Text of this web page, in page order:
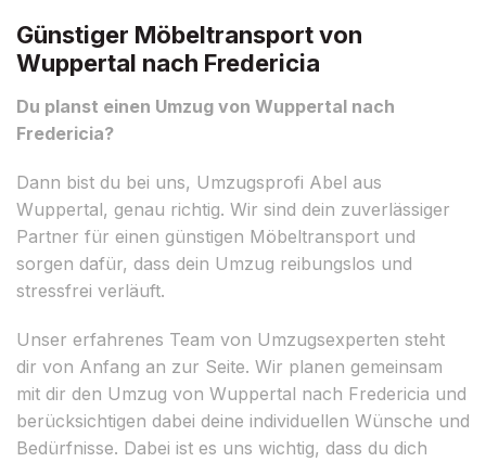
Günstiger Möbeltransport von
Wuppertal nach Fredericia
Du planst einen Umzug von Wuppertal nach
Fredericia?
Dann bist du bei uns, Umzugsprofi Abel aus
Wuppertal, genau richtig. Wir sind dein zuverlässiger
Partner für einen günstigen Möbeltransport und
sorgen dafür, dass dein Umzug reibungslos und
stressfrei verläuft.
Unser erfahrenes Team von Umzugsexperten steht
dir von Anfang an zur Seite. Wir planen gemeinsam
mit dir den Umzug von Wuppertal nach Fredericia und
berücksichtigen dabei deine individuellen Wünsche und
Bedürfnisse. Dabei ist es uns wichtig, dass du dich